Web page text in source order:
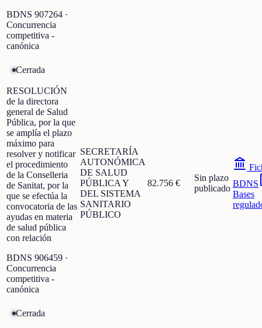
BDNS 907264 ·
Concurrencia
competitiva -
canónica
Cerrada
RESOLUCIÓN
de la directora
general de Salud
Pública, por la que
se amplía el plazo
máximo para
resolver y notificar
el procedimiento
de la Conselleria
de Sanitat, por la
que se efectúa la
convocatoria de las
ayudas en materia
de salud pública
con relación
BDNS 906459 ·
Concurrencia
competitiva -
canónica
SECRETARÍA
AUTONÓMICA
DE SALUD
PÚBLICA Y
DEL SISTEMA
SANITARIO
PÚBLICO
82.756 €
Sin plazo
publicado BDNS
Bases
Cerrada